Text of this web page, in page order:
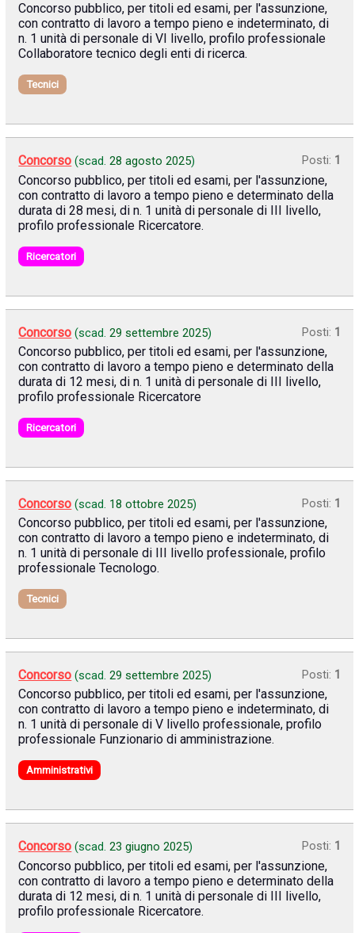
Concorso pubblico, per titoli ed esami, per l'assunzione,
con contratto di lavoro a tempo pieno e indeterminato, di
n. 1 unità di personale di VI livello, profilo professionale
Collaboratore tecnico degli enti di ricerca.
Tecnici
Concorso (scad.28 agosto 2025) Posti: 1
Concorso pubblico, per titoli ed esami, per l'assunzione,
con contratto di lavoro a tempo pieno e determinato della
durata di 28 mesi, di n. 1 unità di personale di III livello,
profilo professionale Ricercatore.
Ricercatori
Concorso (scad.29 settembre 2025) Posti: 1
Concorso pubblico, per titoli ed esami, per l'assunzione,
con contratto di lavoro a tempo pieno e determinato della
durata di 12 mesi, di n. 1 unità di personale di III livello,
profilo professionale Ricercatore
Ricercatori
Concorso (scad. 18 ottobre 2025) Posti: 1
Concorso pubblico, per titoli ed esami, per l'assunzione,
con contratto di lavoro a tempo pieno e indeterminato, di
n. 1 unità di personale di III livello professionale, profilo
professionale Tecnologo.
Tecnici
Concorso (scad.29 settembre 2025) Posti: 1
Concorso pubblico, per titoli ed esami, per l'assunzione,
con contratto di lavoro a tempo pieno e indeterminato, di
n. 1 unità di personale di V livello professionale, profilo
professionale Funzionario di amministrazione.
Amministrativi
Concorso (scad.23 giugno 2025) Posti: 1
Concorso pubblico, per titoli ed esami, per l'assunzione,
con contratto di lavoro a tempo pieno e determinato della
durata di 12 mesi, di n. 1 unità di personale di III livello,
profilo professionale Ricercatore.